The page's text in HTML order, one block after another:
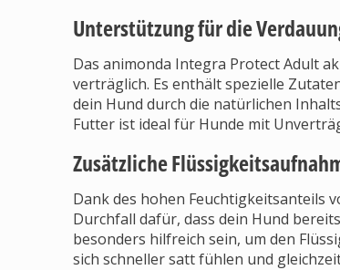
Unterstützung für die
Das animonda Integra Protect Adult
verträglich. Es enthält spezielle
dein Hund durch die natürlichen
Futter ist ideal für Hunde mit
Zusätzliche
Dank des hohen Feuchtigkeitsanteils
Durchfall dafür, dass dein Hund
besonders hilfreich sein, um den
sich schneller satt fühlen und